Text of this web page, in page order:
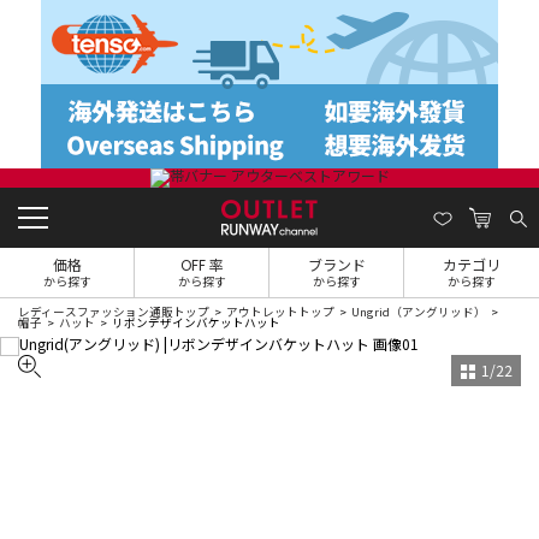
価格
から探す
OFF 率
から探す
ブランド
から探す
カテゴリ
から探す
レディースファッション通販トップ アウトレットトップ Ungrid（アングリッド）
帽子 ハット リボンデザインバケットハット
1 /22